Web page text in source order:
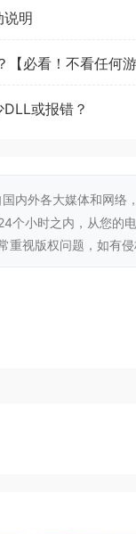
别是那些「忠臣」
吃掉蛋糕，你真的
不要把时间机器交
丸谈谈心。
说明
必看！不看任何游
或报错？
内外各大媒体和网
个小时之内，从您的
重视版权问题，如有